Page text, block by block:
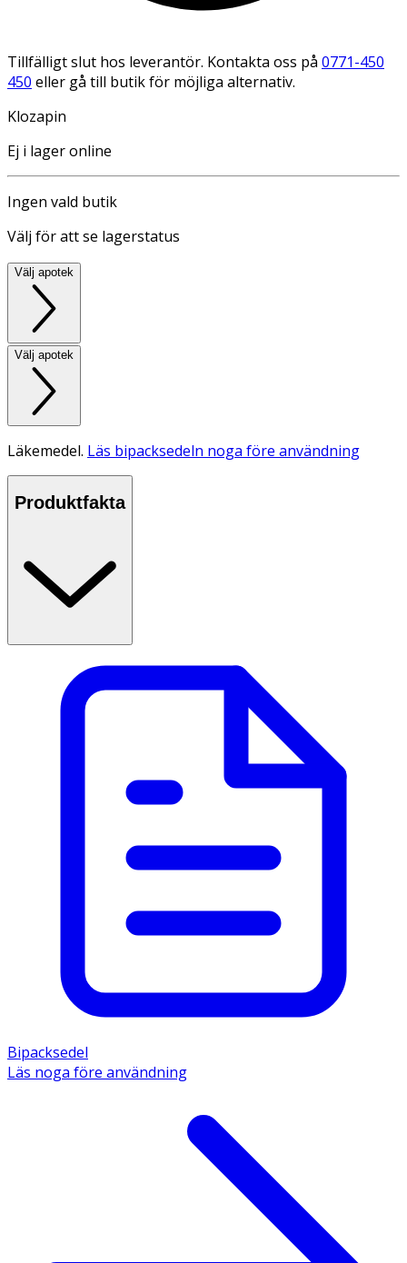
Tillfälligt slut hos leverantör. Kontakta oss på 0771-450
450 eller gå till butik för möjliga alternativ.
Klozapin
Ej i lager online
Ingen vald butik
Välj för att se lagerstatus
Välj apotek
Välj apotek
Läkemedel. Läs bipacksedeln noga före användning
Produktfakta
Bipacksedel
Läs noga före användning